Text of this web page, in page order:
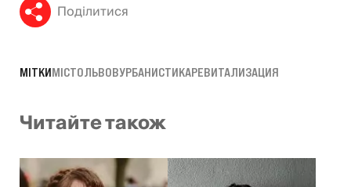
Поділитися
МІТКИМІСТОЛЬВОВУРБАНИСТИКАРЕВИТАЛИЗАЦИЯ
Читайте також